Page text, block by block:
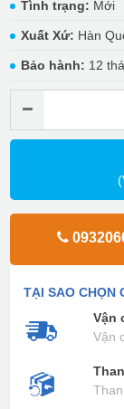
Tình trạng: Mới
Xuất Xứ: Hàn
Bảo hành: 12
TẠI SAO CHỌN
Vận
Vận